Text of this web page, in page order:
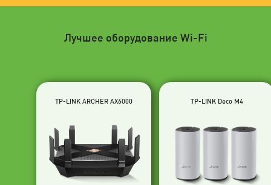
Лучшее оборудование Wi-Fi
TP-LINK ARCHER AX6000 TP-LINK Deco M4